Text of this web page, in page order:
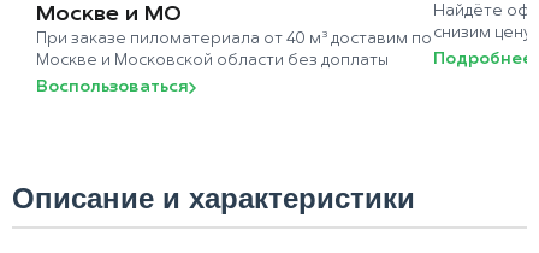
Москве и МО
При заказе пиломатериала от 40 м³ доставим по
Москве и Московской области без доплаты
Воспользоваться
Найдёте
снизим
Подробнее
Описание и характеристики